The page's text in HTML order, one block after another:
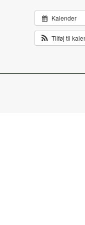
Kalender
Tilføj til